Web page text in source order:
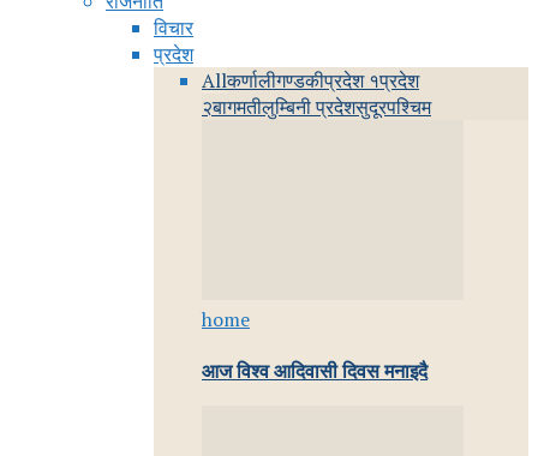
विचार
प्रदेश
Allकर्णालीगण्डकीप्रदेश १प्रदेश
२बागमतीलुम्बिनी प्रदेशसुदूरपश्चिम
home
आज विश्व आदिवासी दिवस मनाइदै